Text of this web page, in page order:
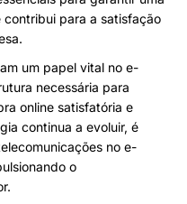
para a satisfação
um papel vital no e-
necessária para
online satisfatória e
continua a evoluir, é
no e-
o